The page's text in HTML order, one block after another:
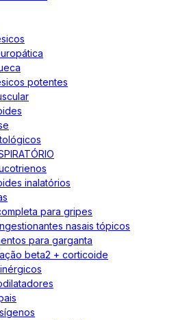
potentes
inalatórios
para gripes
nasais tópicos
para garganta
beta2 + corticoide